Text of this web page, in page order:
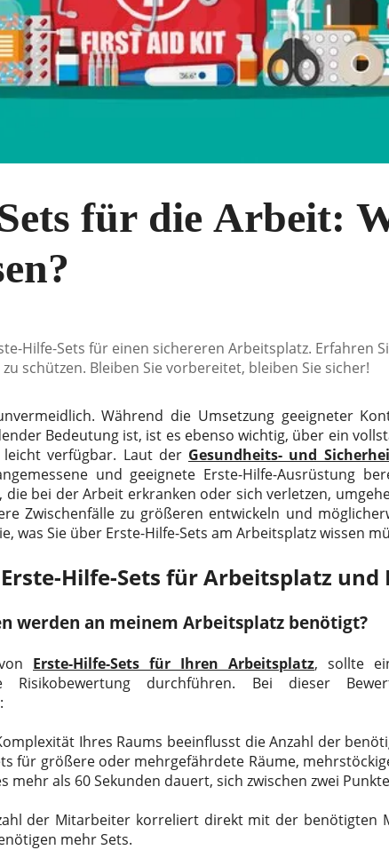
für die Arbeit:
Hilfe-Sets für einen sichereren Arbeitsplatz. Erfahren
schützen. Bleiben Sie vorbereitet, bleiben Sie sicher!
Während die Umsetzung geeigneter
Bedeutung ist, ist es ebenso wichtig, über ein
leicht verfügbar. Laut der Gesundheits- und
und geeignete Erste-Hilfe-Ausrüstung
bei der Arbeit erkranken oder sich verletzen,
Zwischenfälle zu größeren entwickeln und
was Sie über Erste-Hilfe-Sets am Arbeitsplatz wissen
Hilfe-Sets für Arbeitsplatz und
werden an meinem Arbeitsplatz benötigt?
Erste-Hilfe-Sets für Ihren Arbeitsplatz, sollte
Risikobewertung durchführen. Bei dieser
Ihres Raums beeinflusst die Anzahl der
für größere oder mehrgefährdete Räume,
mehr als 60 Sekunden dauert, sich zwischen zwei
der Mitarbeiter korreliert direkt mit der benötigten
mehr Sets.